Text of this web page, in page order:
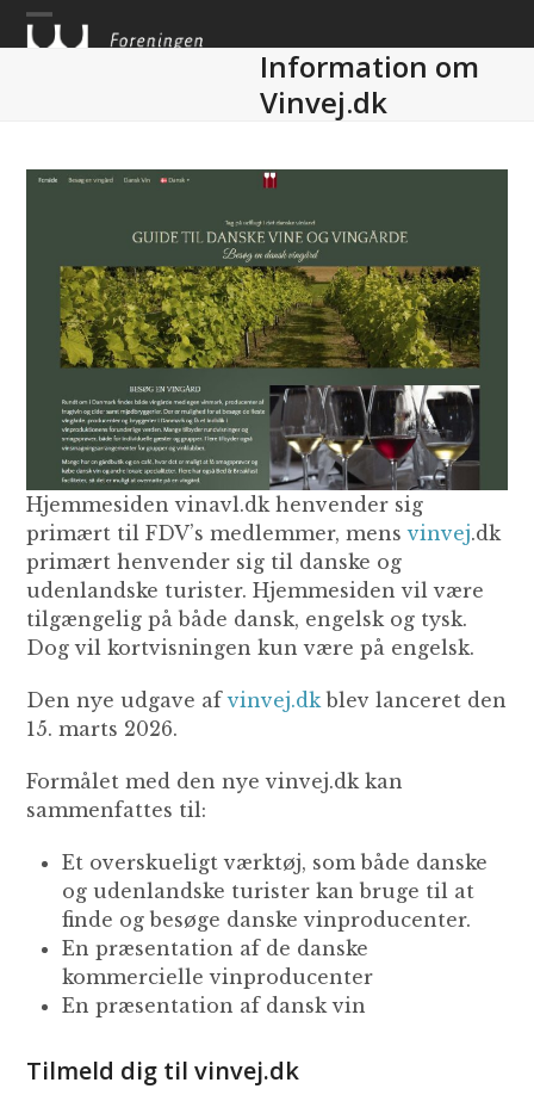
Skip
to
Information om
Vinvej.dk
Hjemmesiden vinavl.dk henvender sig
primært til FDV’s medlemmer, mensvinvej.dk
primært henvender sig til danske og
udenlandske turister. Hjemmesiden vil være
tilgængelig på både dansk, engelsk og tysk.
Dog vil kortvisningen kun være på engelsk.
Den nye udgave afvinvej.dk blev lanceret den
15. marts 2026.
Formålet med den nye vinvej.dk kan
sammenfattes til:
Et overskueligt værktøj, som både danske
og udenlandske turister kan bruge til at
finde og besøge danske vinproducenter.
En præsentation af de danske
kommercielle vinproducenter
En præsentation af dansk vin
Tilmeld dig til vinvej.dk